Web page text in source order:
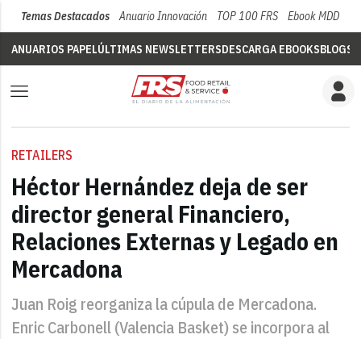
Temas Destacados Anuario Innovación TOP 100 FRS Ebook MDD
ANUARIOS PAPELÚLTIMAS NEWSLETTERSDESCARGA EBOOKSBLOGS
RETAILERS
Héctor Hernández deja de ser
director general Financiero,
Relaciones Externas y Legado en
Mercadona
Juan Roig reorganiza la cúpula de Mercadona.
Enric Carbonell (Valencia Basket) se incorpora al